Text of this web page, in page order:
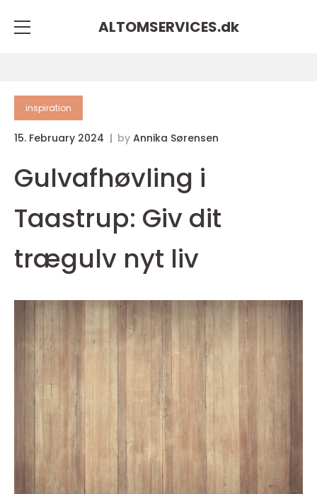
ALTOMSERVICES.dk
inspiration
15. February 2024 by Annika Sørensen
Gulvafhøvling i
Taastrup: Giv dit
trægulv nyt liv